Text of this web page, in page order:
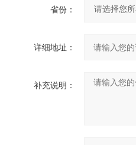
省份：
详细地址：
补充说明：